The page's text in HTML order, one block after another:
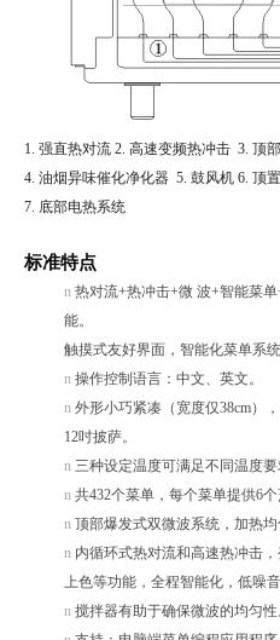
1. 强直热对流 2. 高速变频热冲击 3. 顶
4. 油烟异味催化净化器 5. 鼓风机 6. 顶
7. 底部电热系统
标准特点
n 热对流+热冲击+微 波+智能菜
能。
触摸式友好界面，智能化菜单系
n 操作控制语言：中文、英文。
n 外形小巧紧凑 （宽度仅38cm）
12吋披萨。
n 三种设定温度可满足不同温度
n 共432个菜单 ， 每个菜单提供6个
n 顶部爆发式双微波系统，加热均
n 内循环式热对流和高速热冲击
上色等功能， 全程智能化，低噪音
n 搅拌器有助于确保微波的均匀性